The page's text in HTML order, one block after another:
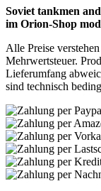
Soviet tankmen
im Orion-Shop
Alle Preise
Mehrwertsteuer.
Lieferumfang
sind technisch